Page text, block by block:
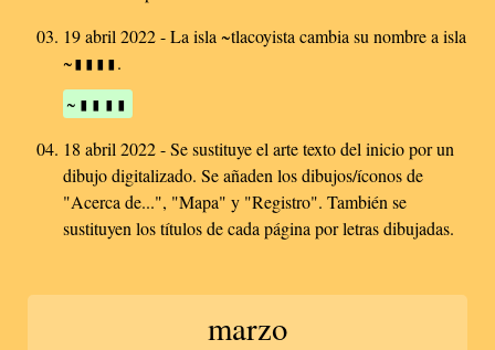
19 abril 2022 - La isla ~tlacoyista cambia su nombre a isla
~▮▮▮▮.
~▮▮▮▮
18 abril 2022 - Se sustituye el arte texto del inicio por un
dibujo digitalizado. Se añaden los dibujos/íconos de
"Acerca de...", "Mapa" y "Registro". También se
sustituyen los títulos de cada página por letras dibujadas.
marzo